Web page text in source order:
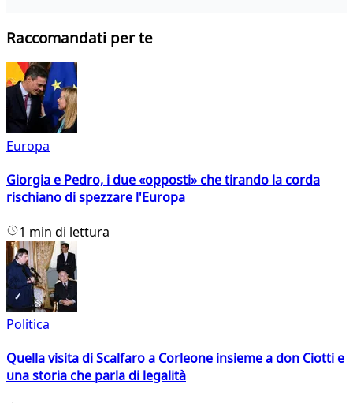
Raccomandati per te
Europa
Giorgia e Pedro, i due «opposti» che tirando la corda
rischiano di spezzare l'Europa
1 min di lettura
Politica
Quella visita di Scalfaro a Corleone insieme a don Ciotti e
una storia che parla di legalità